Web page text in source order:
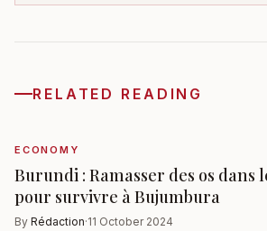
RELATED READING
ECONOMY
Burundi : Ramasser des os dans
pour survivre à Bujumbura
By Rédaction·11 October 2024